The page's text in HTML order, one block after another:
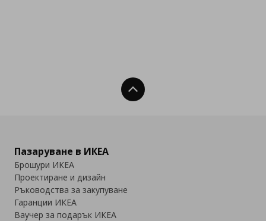
Нагоре
Пазаруване в ИКЕА
Брошури ИКЕА
Проектиране и дизайн
Ръководства за закупуване
Гаранции ИКЕА
Ваучер за подарък ИКЕА